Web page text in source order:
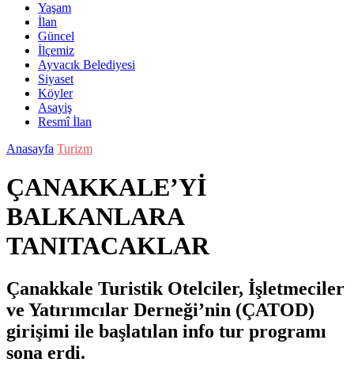
Yaşam
İlan
Güncel
İlçemiz
Ayvacık Belediyesi
Siyaset
Köyler
Asayiş
Resmî İlan
Anasayfa Turizm
ÇANAKKALE’Yİ
BALKANLARA
TANITACAKLAR
Çanakkale Turistik Otelciler, İşletmeciler
ve Yatırımcılar Derneği’nin (ÇATOD)
girişimi ile başlatılan info tur programı
sona erdi.